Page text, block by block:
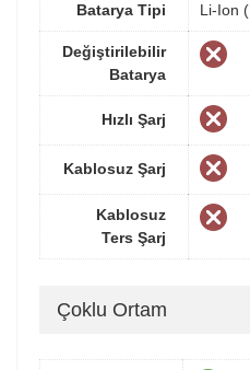
Batarya Tipi Li-Ion
Değiştirilebilir
Batarya
Hızlı Şarj
Kablosuz Şarj
Kablosuz
Ters Şarj
Çoklu Ortam